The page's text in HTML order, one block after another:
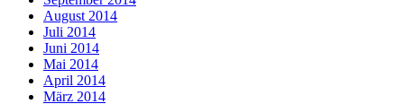
August 2014
Juli 2014
Juni 2014
Mai 2014
April 2014
März 2014